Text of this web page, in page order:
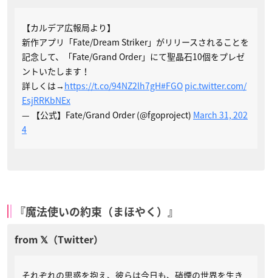
【カルデア広報局より】
新作アプリ「Fate/Dream Striker」がリリースされることを
記念して、「Fate/Grand Order」にて聖晶石10個をプレゼ
ントいたします！
詳しくは→ https://t.co/94NZ2lh7gH#FGO pic.twitter.com/
EsjRRKbNEx
— 【公式】Fate/Grand Order (@fgoproject) March 31, 202
4
『魔法使いの約束（まほやく）』
それぞれの思惑を抱え、彼らは今日も、硝煙の世界を生き